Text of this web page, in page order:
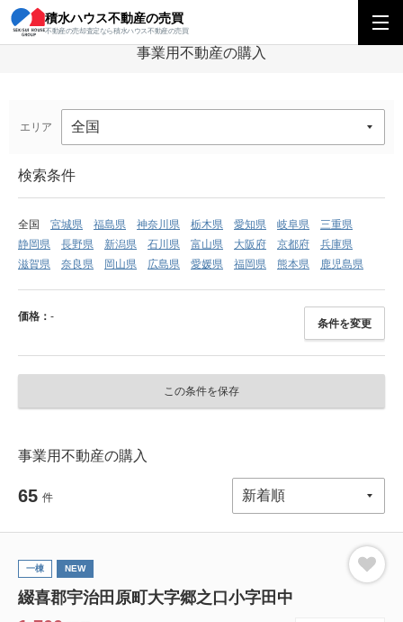
積水ハウス不動産の売買
不動産の売却査定なら積水ハウス不動産の売買
積水ハウス不動産の売買 事業用不動産の購入
事業用不動産の購入
エリア
検索条件
全国 宮城県 福島県 神奈川県 栃木県 愛知県 岐阜県
三重県
静岡県
長野県 新潟県 石川県 富山県 大阪府 京都府
兵庫県
滋賀県
奈良県 岡山県 広島県 愛媛県 福岡県 熊本県 鹿児島県
価格： -
条件を変更
この条件を保存
事業用不動産の購入
65 件
綴喜郡宇治田原町大字郷之口小字田中
一棟 NEW